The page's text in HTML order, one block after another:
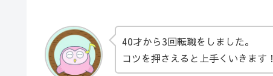
40才から3回転職をしました。
コツを押さえると上手くいきます！